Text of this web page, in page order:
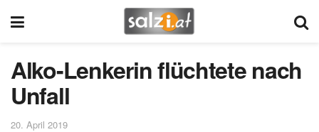
Alko-Lenkerin flüchtete nach
Unfall
20. April 2019